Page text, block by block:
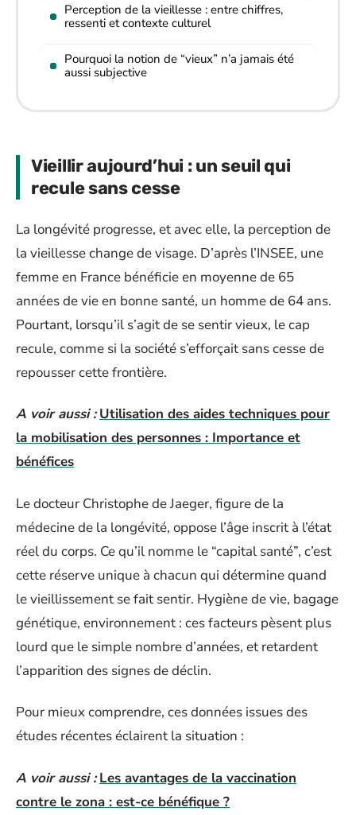
Perception de la vieillesse : entre chiffres,
ressenti et contexte culturel
Pourquoi la notion de “vieux” n’a jamais été
aussi subjective
Vieillir aujourd’hui : un seuil qui
recule sans cesse
La longévité progresse, et avec elle, la perception de
la vieillesse change de visage. D’après l’INSEE, une
femme en France bénéficie en moyenne de 65
années de vie en bonne santé, un homme de 64 ans.
Pourtant, lorsqu’il s’agit de se sentir vieux, le cap
recule, comme si la société s’efforçait sans cesse de
repousser cette frontière.
A voir aussi : Utilisation des aides techniques pour
la mobilisation des personnes : Importance et
bénéfices
Le docteur Christophe de Jaeger, figure de la
médecine de la longévité, oppose l’âge inscrit à l’état
réel du corps. Ce qu’il nomme le “capital santé”, c’est
cette réserve unique à chacun qui détermine quand
le vieillissement se fait sentir. Hygiène de vie, bagage
génétique, environnement : ces facteurs pèsent plus
lourd que le simple nombre d’années, et retardent
l’apparition des signes de déclin.
Pour mieux comprendre, ces données issues des
études récentes éclairent la situation :
A voir aussi : Les avantages de la vaccination
contre le zona : est-ce bénéfique ?